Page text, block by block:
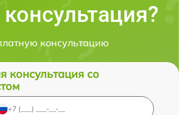
консультацию
консультация со